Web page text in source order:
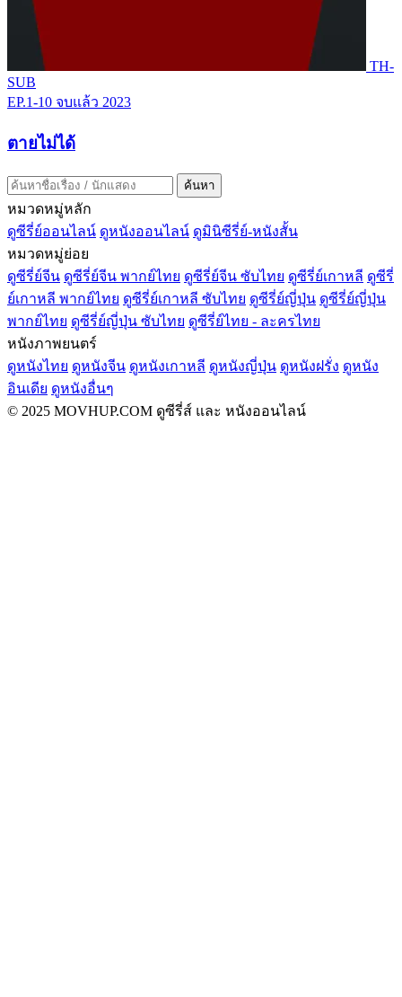
TH-
SUB
EP.1-10 จบแล้ว 2023
ตายไม่ได้
ค้นหา
หมวดหมู่หลัก
ดูซีรี่ย์ออนไลน์ ดูหนังออนไลน์ ดูมินิซีรี่ย์-หนังสั้น
หมวดหมู่ย่อย
ดูซีรี่ย์จีน ดูซีรี่ย์จีน พากย์ไทย ดูซีรี่ย์จีน ซับไทย ดูซีรี่ย์เกาหลี ดูซีรี่
ย์เกาหลี พากย์ไทย ดูซีรี่ย์เกาหลี ซับไทย ดูซีรี่ย์ญี่ปุ่น ดูซีรี่ย์ญี่ปุ่น
พากย์ไทย ดูซีรี่ย์ญี่ปุ่น ซับไทย ดูซีรี่ย์ไทย - ละครไทย
หนังภาพยนตร์
ดูหนังไทย ดูหนังจีน ดูหนังเกาหลี ดูหนังญี่ปุ่น ดูหนังฝรั่ง ดูหนัง
อินเดีย ดูหนังอื่นๆ
© 2025 MOVHUP.COM ดูซีรี่ส์ และ หนังออนไลน์